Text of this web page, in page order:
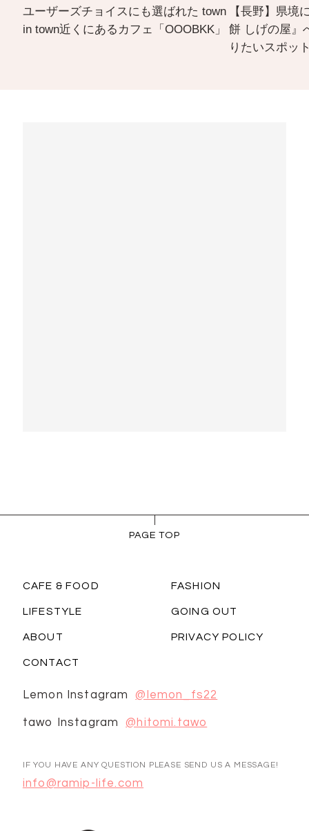
ユーザーズチョイスにも選ばれた town
in town近くにあるカフェ「OOOBKK」
【長野】県境
餅 しげの屋』
りたいスポッ
PAGE TOP
CAFE & FOOD FASHION
LIFESTYLE GOING OUT
ABOUT PRIVACY POLICY
CONTACT
Lemon Instagram @lemon_fs22
tawo Instagram @hitomi.tawo
IF YOU HAVE ANY QUESTION PLEASE SEND US A MESSAGE!
info@ramip-life.com